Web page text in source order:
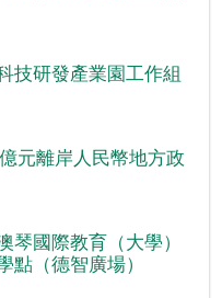
技研發產業園工作組
元離岸人民幣地方政
國際教育（大學）
（德智廣場）